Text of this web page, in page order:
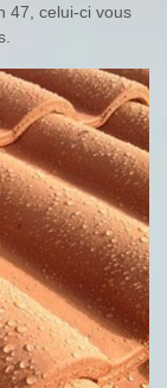
47, celui-ci vous